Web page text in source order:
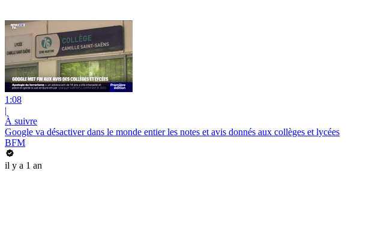
1:08
|
À suivre
Google va désactiver dans le monde entier les notes et avis donnés aux collèges et lycées
BFM
il y a 1 an